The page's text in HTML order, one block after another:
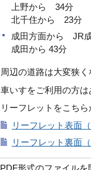
上野から 34分
北千住から 23分
成田方面から JR
成田から 43分
周辺の道路は大変狭
車いすをご利用の方は
リーフレットをこち
リーフレット表面
リーフレット裏面
PDF形式のファイルを